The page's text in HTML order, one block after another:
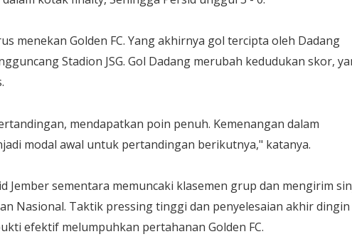
menekan Golden FC. Yang akhirnya gol tercipta oleh Dadang
Stadion JSG. Gol Dadang merubah kedudukan skor,
mendapatkan poin penuh. Kemenangan dalam
modal awal untuk pertandingan berikutnya," katanya.
Jember sementara memuncaki klasemen grup dan mengirim
Nasional. Taktik pressing tinggi dan penyelesaian akhir dingin
efektif melumpuhkan pertahanan Golden FC.